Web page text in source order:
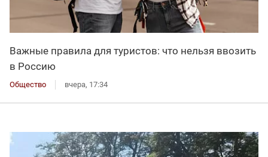
Важные правила для туристов: что нельзя ввозить
в Россию
Общество вчера, 17:34